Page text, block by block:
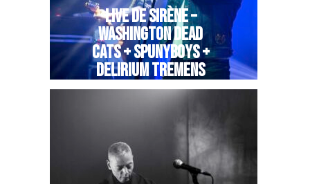
LIVE DE SIRÈNE –
WASHINGTON DEAD
CATS + SPUNYBOYS +
DELIRIUM TREMENS